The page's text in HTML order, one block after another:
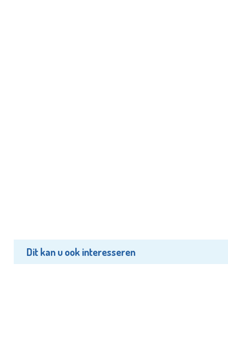
Dit kan u ook interesseren